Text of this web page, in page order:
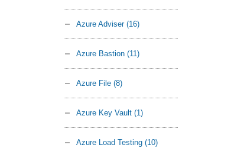
Azure Adviser (16)
Azure Bastion (11)
Azure File (8)
Azure Key Vault (1)
Azure Load Testing (10)